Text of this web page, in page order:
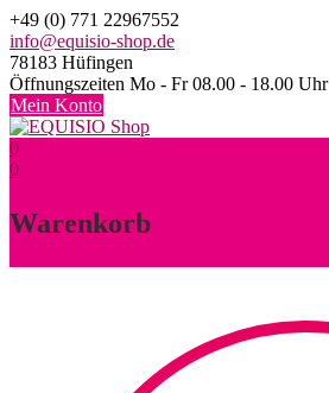
Skip
to
content
+49 (0) 771 22967552
info@equisio-shop.de
78183 Hüfingen
Öffnungszeiten Mo - Fr 08.00 - 18.00 Uhr
Mein Konto
0
0
Warenkorb